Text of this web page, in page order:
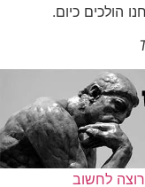
הולכים כיום.
לחשוב